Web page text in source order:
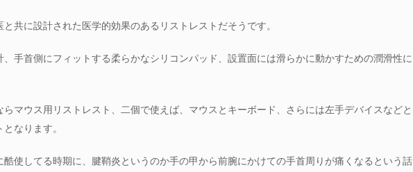
共に設計された医学的効果のあるリストレストだそうです。
手首側にフィットする柔らかなシリコンパッド、設置面には滑らかに動かすための潤滑性に
マウス用リストレスト、二個で使えば、マウスとキーボード、さらには左手デバイスなどと
なります。
使してる時期に、腱鞘炎というのか手の甲から前腕にかけての手首周りが痛くなるという話